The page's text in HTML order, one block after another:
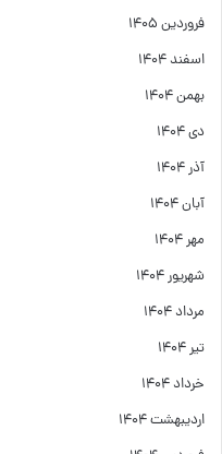
فروردین ۱۴۰۵
اسفند ۱۴۰۴
بهمن ۱۴۰۴
دی ۱۴۰۴
آذر ۱۴۰۴
آبان ۱۴۰۴
مهر ۱۴۰۴
شهریور ۱۴۰۴
مرداد ۱۴۰۴
تیر ۱۴۰۴
خرداد ۱۴۰۴
اردیبهشت ۱۴۰۴